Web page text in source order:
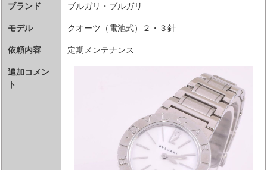
ブランド ブルガリ・ブルガリ
モデル クオーツ（電池式）２・３針
依頼内容 定期メンテナンス
追加コメン
ト